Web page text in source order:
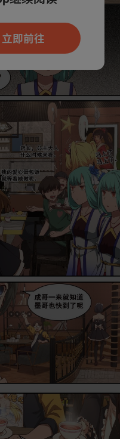
立即前往